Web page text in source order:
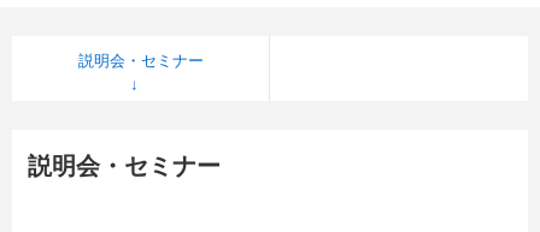
説明会・セミナー
説明会・セミナー